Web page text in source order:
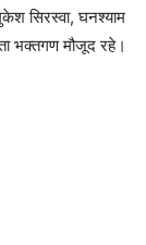
सिरस्वा, घनश्याम
भक्तगण मौजूद रहे।